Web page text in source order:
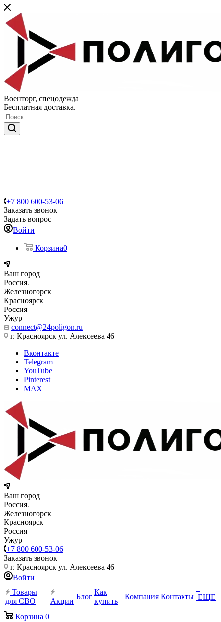
Военторг, спецодежда
Бесплатная доставка.
+7 800 600-53-06
Заказать звонок
Задать вопрос
Войти
Корзина0
Ваш город
Россия
Железногорск
Красноярск
Россия
Ужур
connect@24poligon.ru
г. Красноярск ул. Алексеева 46
Вконтакте
Telegram
YouTube
Pinterest
MAX
Ваш город
Россия
Железногорск
Красноярск
Россия
Ужур
+7 800 600-53-06
Заказать звонок
г. Красноярск ул. Алексеева 46
Войти
Товары
для СВО
Акции
Блог
Как
купить
Компания Контакты
+
ЕЩЕ
Корзина 0